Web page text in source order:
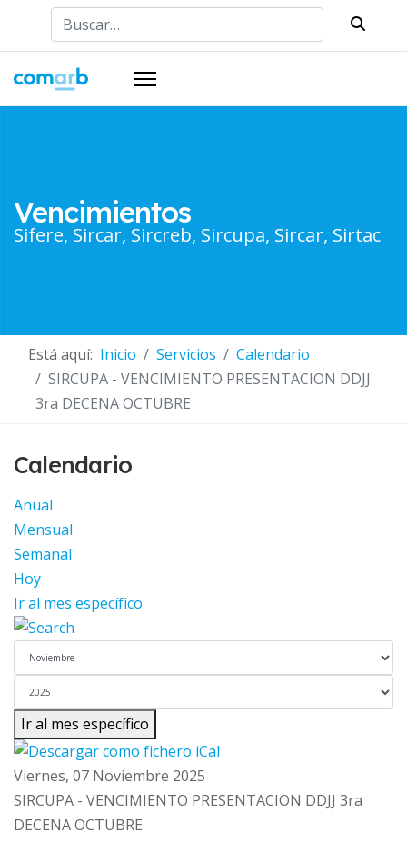
Buscar
Vencimientos
Sifere, Sircar, Sircreb, Sircupa, Sircar, Sirtac
Está aquí: Inicio Servicios
Calendario
SIRCUPA - VENCIMIENTO PRESENTACION DDJJ
3ra DECENA OCTUBRE
Calendario
Anual
Mensual
Semanal
Hoy
Ir al mes específico
Ir al mes específico
Viernes, 07 Noviembre 2025
SIRCUPA - VENCIMIENTO PRESENTACION DDJJ 3ra
DECENA OCTUBRE